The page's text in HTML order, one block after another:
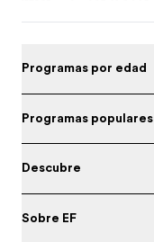
Programas por edad
Programas populares
Descubre
Sobre EF